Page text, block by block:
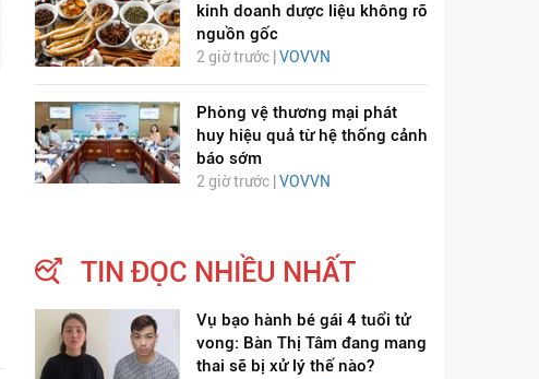
DỊCH VIÊM PHỔI COVID-
19
HÁT LÊN VIỆT NAM
kinh doanh dược liệu không rõ
nguồn gốc
2 giờ trước | VOVVN
Phòng vệ thương mại phát
huy hiệu quả từ hệ thống cảnh
báo sớm
2 giờ trước | VOVVN
TIN ĐỌC NHIỀU NHẤT
Vụ bạo hành bé gái 4 tuổi tử
vong: Bàn Thị Tâm đang mang
thai sẽ bị xử lý thế nào?